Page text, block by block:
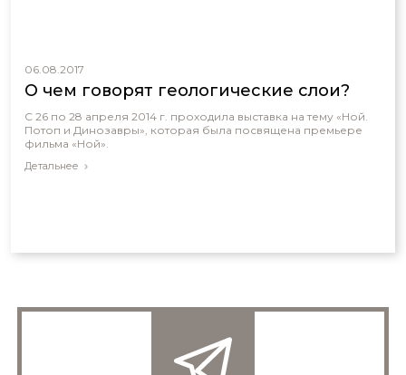
06.08.2017
О чем говорят геологические слои?
С 26 по 28 апреля 2014 г. проходила выставка на тему «Ной.
Потоп и Динозавры», которая была посвящена премьере
фильма «Ной».
Детальнее